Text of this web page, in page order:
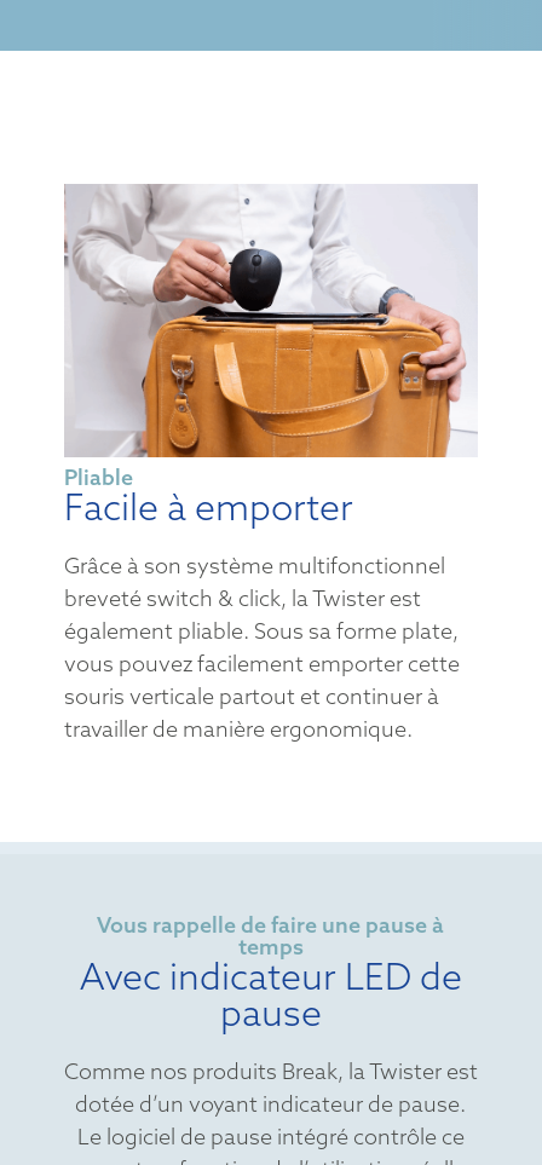
Pliable
Facile à emporter
Grâce à son système multifonctionnel
breveté switch & click, la Twister est
également pliable. Sous sa forme plate,
vous pouvez facilement emporter cette
souris verticale partout et continuer à
travailler de manière ergonomique.
Vous rappelle de faire une pause à
temps
Avec indicateur LED de
pause
Comme nos produits Break, la Twister est
dotée d’un voyant indicateur de pause.
Le logiciel de pause intégré contrôle ce